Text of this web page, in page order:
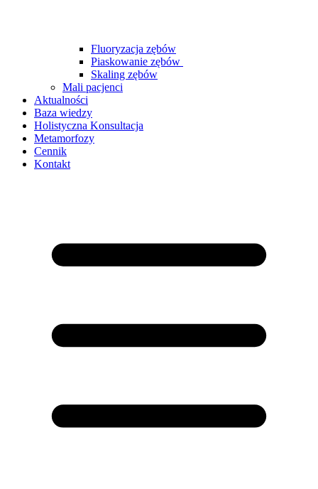
Fluoryzacja zębów
Piaskowanie zębów
Skaling zębów
Mali pacjenci
Aktualności
Baza wiedzy
Holistyczna Konsultacja
Metamorfozy
Cennik
Kontakt